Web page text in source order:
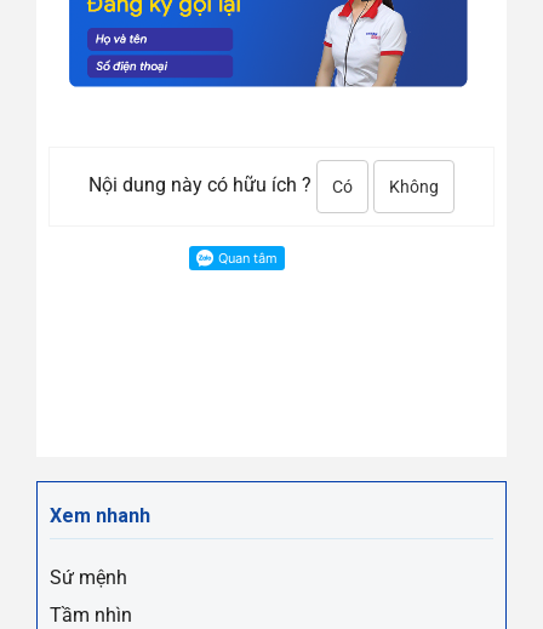
Nội dung này có hữu ích ? Có Không
Xem nhanh
Sứ mệnh
Tầm nhìn